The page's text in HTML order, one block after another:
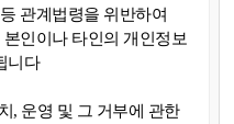
관계법령을 위반하여
인이나 타인의 개인정보
니다
, 운영 및 그 거부에 관한